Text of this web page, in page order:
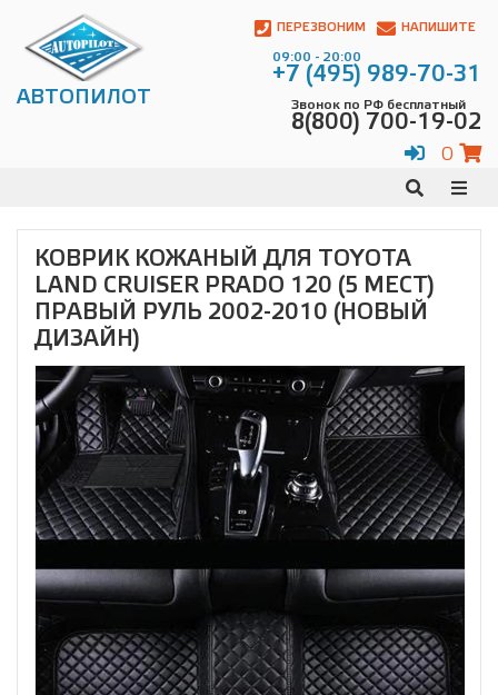
АВТОПИЛОТ
ПЕРЕЗВОНИМ НАПИШИТЕ
09:00 - 20:00
+7 (495) 989-70-31
Звонок по РФ бесплатный
8(800) 700-19-02
0
КОВРИК КОЖАНЫЙ ДЛЯ TOYOTA
LAND CRUISER PRADO 120 (5 МЕСТ)
ПРАВЫЙ РУЛЬ 2002-2010 (НОВЫЙ
ДИЗАЙН)
Контакты:
Адрес:
Чагинская
700-
Телефон:+7
(495)
Электронная
почта:
info@avtopilot1.ru